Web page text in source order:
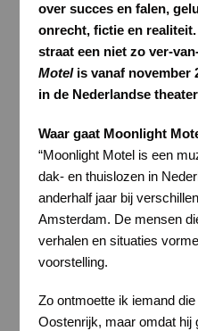
over succes en falen,
onrecht, fictie en
straat een niet zo ver-
Motel is vanaf november
in de Nederlandse
Waar gaat Moonlight
“Moonlight Motel is een
dak- en thuislozen in
anderhalf jaar bij
Amsterdam. De mensen
verhalen en situaties
voorstelling.
Zo ontmoette ik iemand
Oostenrijk, maar omdat hij